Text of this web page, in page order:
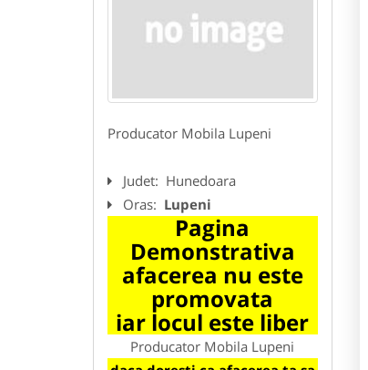
Producator Mobila Lupeni
Judet: Hunedoara
Oras: Lupeni
Pagina
Demonstrativa
afacerea nu este
promovata
iar locul este liber
Producator Mobila Lupeni